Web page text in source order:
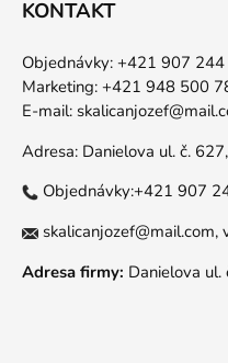
KONTAKT
Objednávky: +421 907
Marketing: +421 948 500
E-mail:
Adresa: Danielova ul. č.
Objednávky:+421 907
skalicanjozef@mail.com,
Adresa firmy: Danielova ul.